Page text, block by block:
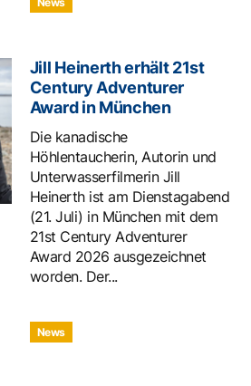
Jill Heinerth erhält 21st
Century Adventurer
Award in München
Die kanadische
Höhlentaucherin, Autorin und
Unterwasserfilmerin Jill
Heinerth ist am Dienstagabend
(21. Juli) in München mit dem
21st Century Adventurer
Award 2026 ausgezeichnet
worden. Der...
News